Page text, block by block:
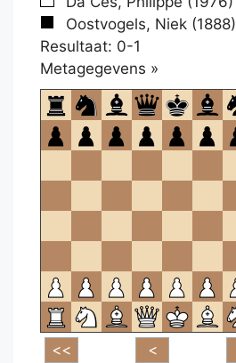
Oostvogels, Niek (1888)
Resultaat: 0-1
Metagegevens »
om
te
openen.